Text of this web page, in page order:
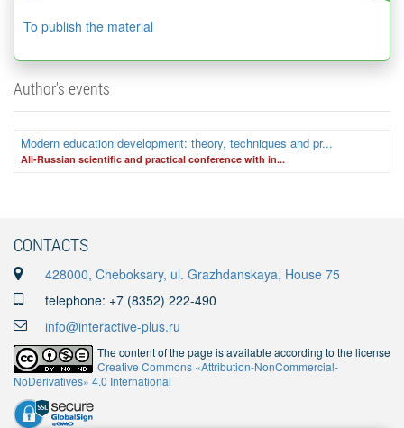
To publish the material
Author's events
Modern education development: theory, techniques and pr...
Аll-Russian scientific and practical conference with in...
CONTACTS
428000, Cheboksary, ul. Grazhdanskaya, House 75
telephone: +7 (8352) 222-490
info@interactive-plus.ru
The content of the page is available according to the license
Creative Commons «Attribution-NonCommercial-
NoDerivatives» 4.0 International